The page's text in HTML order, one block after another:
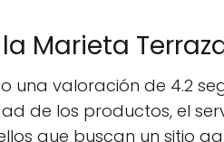
Marieta
una valoración de 4.2
de los productos, el
que buscan un sitio